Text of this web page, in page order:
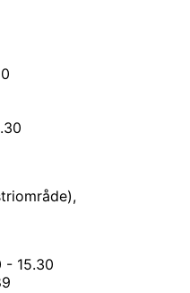
- 15.30